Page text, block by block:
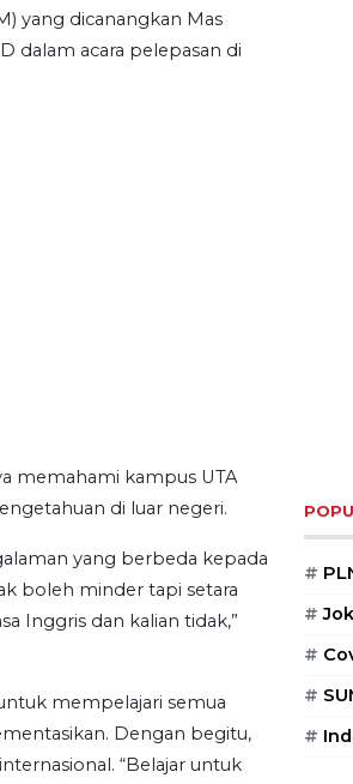
yang dicanangkan Mas
dalam acara pelepasan di
memahami kampus UTA
di luar negeri.
yang berbeda kepada
boleh minder tapi setara
Inggris dan kalian tidak,”
mempelajari semua
Dengan begitu,
“Belajar untuk
#
#
#
#